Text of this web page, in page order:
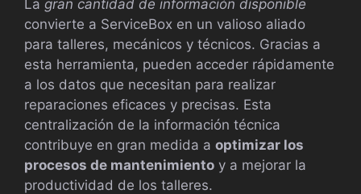
La gran cantidad de información disponible
convierte a ServiceBox en un valioso aliado
para talleres, mecánicos y técnicos. Gracias a
esta herramienta, pueden acceder rápidamente
a los datos que necesitan para realizar
reparaciones eficaces y precisas. Esta
centralización de la información técnica
contribuye en gran medida a optimizar los
procesos de mantenimiento y a mejorar la
productividad de los talleres.